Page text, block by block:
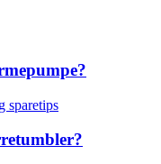
sparetips